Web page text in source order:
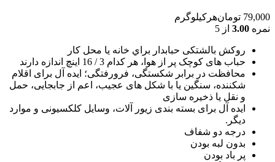
79,000 تومانهرکیلوگرم
نمره 3.00 از 5
روکش بالشتکی حبابدار براي خانه يا محل کار
حباب های کوچک پر از هوا، هر کدام 3 / 16 اينچ اندازه دارند
محافظت در برابر شکستگی، فرورفتگی؛ ايده آل برای اقلام
شکننده، سنگين يا با شکل های عجيب، اعم از جابجايی، حمل
و نقل يا ذخيره سازی
ایده آل برای بسته بندی زیور آلات، وسایل کلکسیونی و موارد
دیگر.
درجه دو شفاف
بدون لبه بودن
پر باد بودن